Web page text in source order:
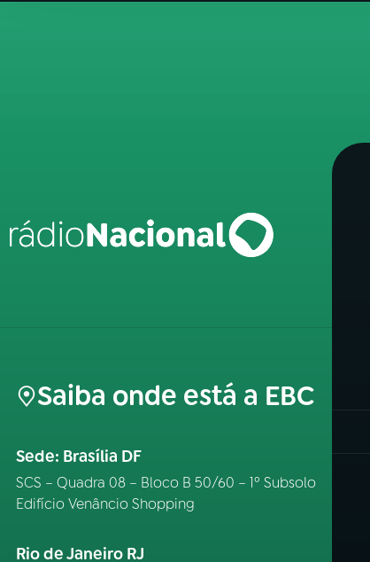
Saiba onde está a EBC
Sede: Brasília DF
SCS – Quadra 08 – Bloco B 50/60 – 1º Subsolo
Edifício Venâncio Shopping
Rio de Janeiro RJ